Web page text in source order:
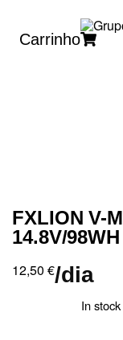
Carrinho
FXLION V-
14.8V/98WH
12,50 €/dia
In stock